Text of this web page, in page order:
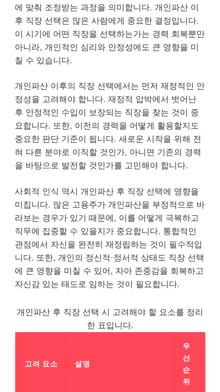
에 맞춰 조정받는 과정을 의미합니다. 개인파산 이
후 직장 선택은 많은 사람에게 중요한 결정입니다.
이 시기에 어떤 직장을 선택하는가는 경력 회복뿐만
아니라, 개인적인 심리와 안정성에도 큰 영향을 미
칠 수 있습니다.
개인파산 이후의 직장 선택에서는 먼저 재정적인 안
정성을 고려해야 합니다. 재정적 압박에서 벗어난
후 안정적인 수입이 보장되는 직장을 찾는 것이 중
요합니다. 또한, 이전의 경력을 어떻게 활용할지도
중요한 판단 기준이 됩니다. 새로운 시작을 위해 전
혀 다른 분야로 이직할 것인가, 아니면 기존의 경력
을 바탕으로 발전할 것인가를 고민해야 합니다.
사회적 인식 역시 개인파산 후 직장 선택에 영향을
미칩니다. 많은 고용주가 개인파산을 부정적으로 바
라보는 경우가 있기 때문에, 이를 어떻게 극복하고
직무에 집중할 수 있을지가 중요합니다. 통합적인
관점에서 자신을 완전히 재정립하는 것이 필수적입
니다. 또한, 개인의 정신적·정서적 상태도 직장 선택
에 큰 영향을 미칠 수 있어, 자아 존중감을 회복하고
자신감 있는 태도로 임하는 것이 필요합니다.
개인파산 후 직장 선택 시 고려해야 할 요소를 정리
한 표입니다.
고려 요소 설명
우
선
순
위